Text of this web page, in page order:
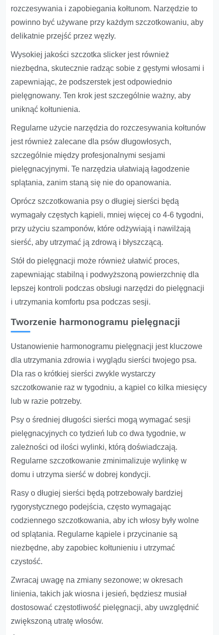
rozczesywania i zapobiegania kołtunom. Narzędzie to
powinno być używane przy każdym szczotkowaniu, aby
delikatnie przejść przez węzły.
Wysokiej jakości szczotka slicker jest również
niezbędna, skutecznie radząc sobie z gęstymi włosami i
zapewniając, że podszerstek jest odpowiednio
pielęgnowany. Ten krok jest szczególnie ważny, aby
uniknąć kołtunienia.
Regularne użycie narzędzia do rozczesywania kołtunów
jest również zalecane dla psów długowłosych,
szczególnie między profesjonalnymi sesjami
pielęgnacyjnymi. Te narzędzia ułatwiają łagodzenie
splątania, zanim staną się nie do opanowania.
Oprócz szczotkowania psy o długiej sierści będą
wymagały częstych kąpieli, mniej więcej co 4-6 tygodni,
przy użyciu szamponów, które odżywiają i nawilżają
sierść, aby utrzymać ją zdrową i błyszczącą.
Stół do pielęgnacji może również ułatwić proces,
zapewniając stabilną i podwyższoną powierzchnię dla
lepszej kontroli podczas obsługi narzędzi do pielęgnacji
i utrzymania komfortu psa podczas sesji.
Tworzenie harmonogramu pielęgnacji
Ustanowienie harmonogramu pielęgnacji jest kluczowe
dla utrzymania zdrowia i wyglądu sierści twojego psa.
Dla ras o krótkiej sierści zwykle wystarczy
szczotkowanie raz w tygodniu, a kąpiel co kilka miesięcy
lub w razie potrzeby.
Psy o średniej długości sierści mogą wymagać sesji
pielęgnacyjnych co tydzień lub co dwa tygodnie, w
zależności od ilości wylinki, którą doświadczają.
Regularne szczotkowanie zminimalizuje wylinkę w
domu i utrzyma sierść w dobrej kondycji.
Rasy o długiej sierści będą potrzebowały bardziej
rygorystycznego podejścia, często wymagając
codziennego szczotkowania, aby ich włosy były wolne
od splątania. Regularne kąpiele i przycinanie są
niezbędne, aby zapobiec kołtunieniu i utrzymać
czystość.
Zwracaj uwagę na zmiany sezonowe; w okresach
linienia, takich jak wiosna i jesień, będziesz musiał
dostosować częstotliwość pielęgnacji, aby uwzględnić
zwiększoną utratę włosów.